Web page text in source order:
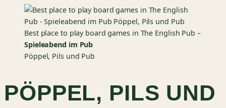
Best place to play board games in The English Pub –
Spieleabend im Pub
Pöppel, Pils und Pub
PÖPPEL, PILS UND